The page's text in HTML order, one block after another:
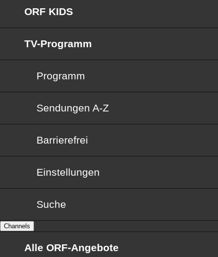
ORF KIDS
TV-Programm
Programm
Sendungen von A bis Z
Sendungen A-Z
Barrierefrei
Barrierefrei
Einstellungen
Suche
Channels
Alle ORF-Angebote